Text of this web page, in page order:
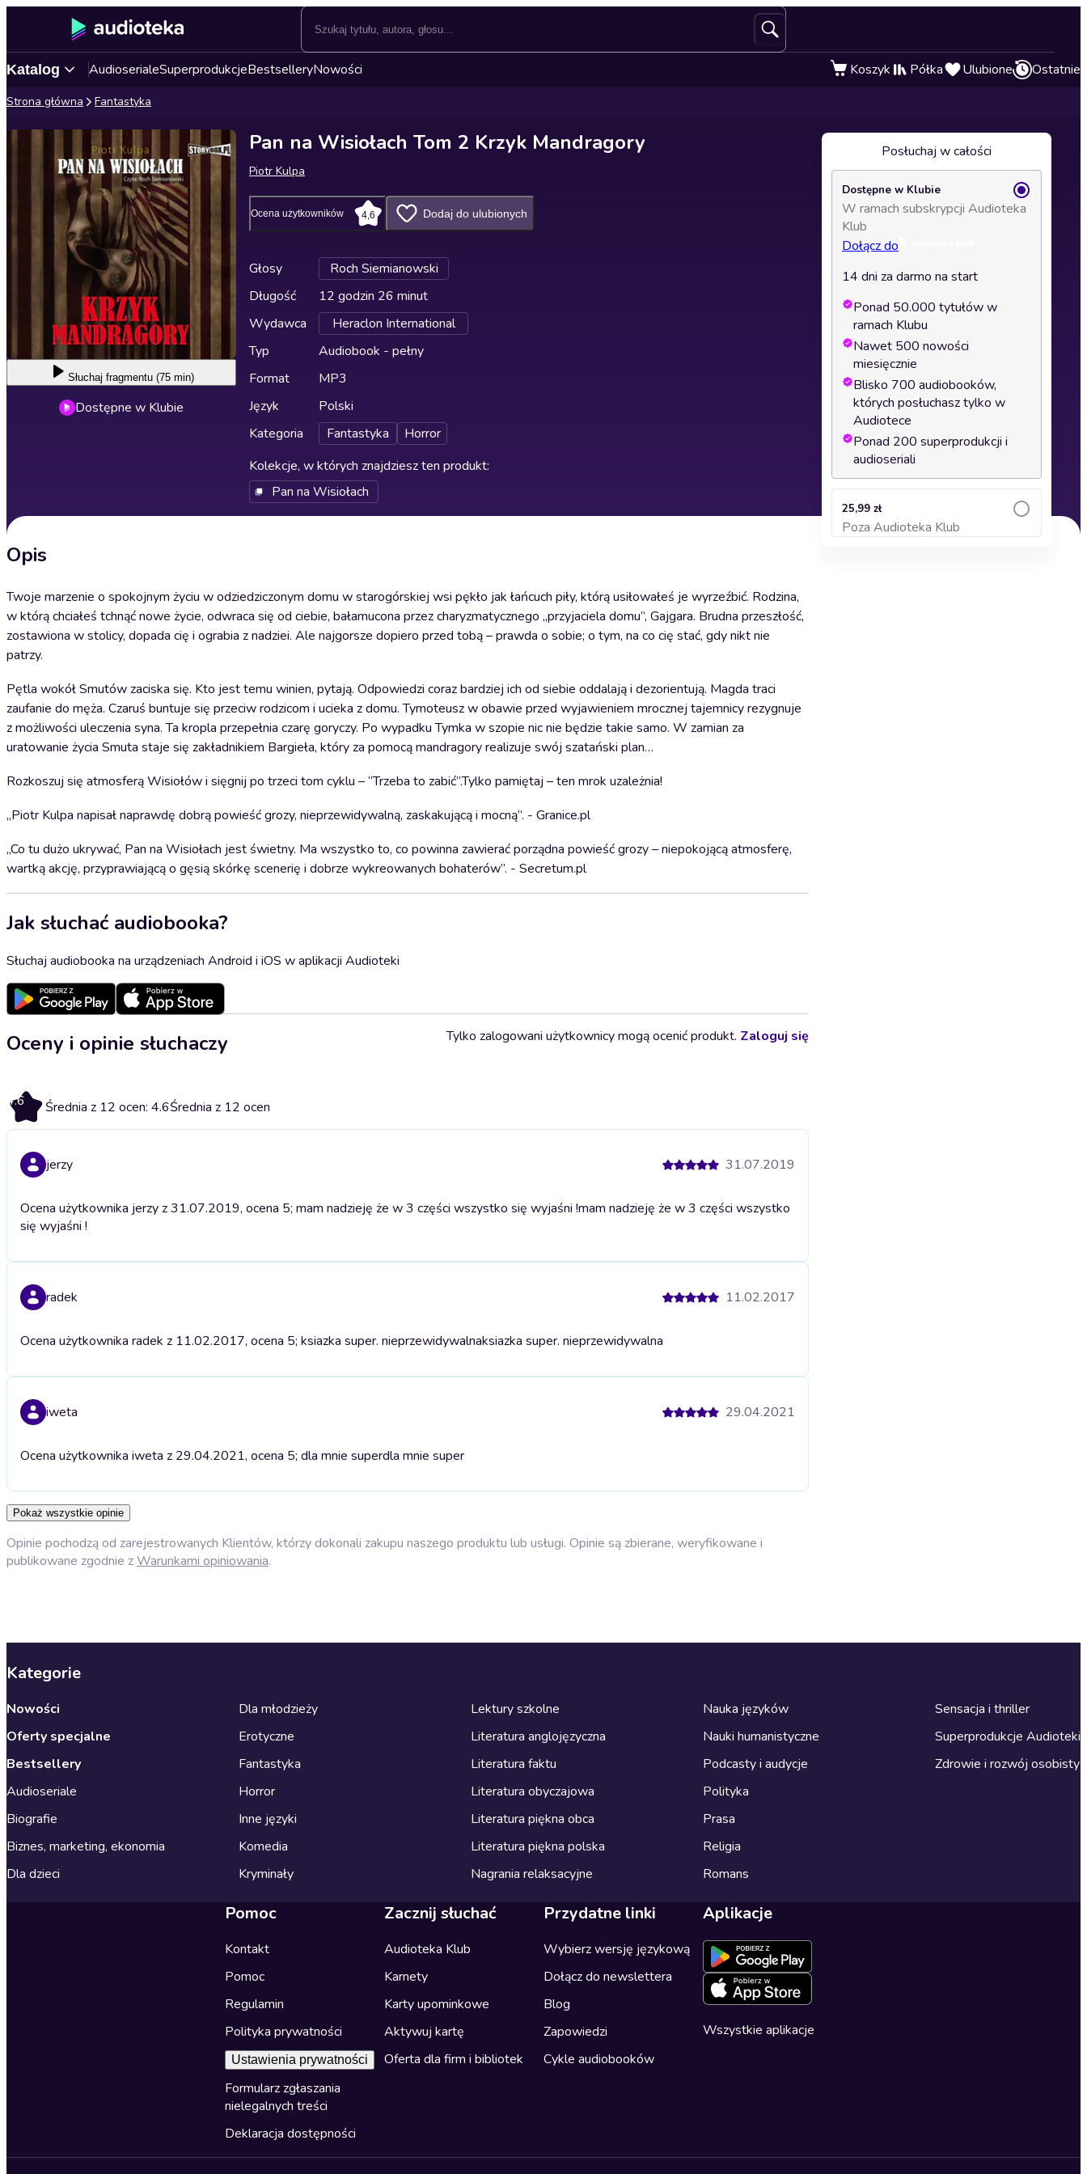
Katalog AudioserialeSuperprodukcjeBestselleryNowości Koszyk Półka Ulubione Ostatnie
Strona główna Fantastyka
Słuchaj fragmentu (75 min)
Dostępne w Klubie
Pan na Wisiołach Tom 2 Krzyk Mandragory
Piotr Kulpa
Ocena użytkowników 4,6 Dodaj do ulubionych
Głosy
Roch Siemianowski
Długość
12 godzin 26 minut
Wydawca
Heraclon International
Typ
Audiobook - pełny
Format
MP3
Język
Polski
Kategoria
Fantastyka
Horror
Kolekcje, w których znajdziesz ten produkt:
Pan na Wisiołach
Opis
Twoje marzenie o spokojnym życiu w odziedziczonym domu w starogórskiej wsi pękło jak łańcuch piły, którą usiłowałeś je wyrzeźbić. Rodzina,
w którą chciałeś tchnąć nowe życie, odwraca się od ciebie, bałamucona przez charyzmatycznego „przyjaciela domu”, Gajgara. Brudna przeszłość,
zostawiona w stolicy, dopada cię i ograbia z nadziei. Ale najgorsze dopiero przed tobą – prawda o sobie; o tym, na co cię stać, gdy nikt nie
patrzy.
Pętla wokół Smutów zaciska się. Kto jest temu winien, pytają. Odpowiedzi coraz bardziej ich od siebie oddalają i dezorientują. Magda traci
zaufanie do męża. Czaruś buntuje się przeciw rodzicom i ucieka z domu. Tymoteusz w obawie przed wyjawieniem mrocznej tajemnicy rezygnuje
z możliwości uleczenia syna. Ta kropla przepełnia czarę goryczy. Po wypadku Tymka w szopie nic nie będzie takie samo. W zamian za
uratowanie życia Smuta staje się zakładnikiem Bargieła, który za pomocą mandragory realizuje swój szatański plan…
Rozkoszuj się atmosferą Wisiołów i sięgnij po trzeci tom cyklu – “Trzeba to zabić”.Tylko pamiętaj – ten mrok uzależnia!
„Piotr Kulpa napisał naprawdę dobrą powieść grozy, nieprzewidywalną, zaskakującą i mocną”. - Granice.pl
„Co tu dużo ukrywać, Pan na Wisiołach jest świetny. Ma wszystko to, co powinna zawierać porządna powieść grozy – niepokojącą atmosferę,
wartką akcję, przyprawiającą o gęsią skórkę scenerię i dobrze wykreowanych bohaterów”. - Secretum.pl
Jak słuchać audiobooka?
Słuchaj audiobooka na urządzeniach Android i iOS w aplikacji Audioteki
Oceny i opinie słuchaczy
4.6 Średnia z 12 ocen: 4.6Średnia z 12 ocen
Tylko zalogowani użytkownicy mogą ocenić produkt. Zaloguj się
jerzy 31.07.2019
Ocena użytkownika jerzy z 31.07.2019, ocena 5; mam nadzieję że w 3 części wszystko się wyjaśni !mam nadzieję że w 3 części wszystko
się wyjaśni !
radek 11.02.2017
Ocena użytkownika radek z 11.02.2017, ocena 5; ksiazka super. nieprzewidywalnaksiazka super. nieprzewidywalna
iweta 29.04.2021
Ocena użytkownika iweta z 29.04.2021, ocena 5; dla mnie superdla mnie super
Pokaż wszystkie opinie
Opinie pochodzą od zarejestrowanych Klientów, którzy dokonali zakupu naszego produktu lub usługi. Opinie są zbierane, weryfikowane i
publikowane zgodnie zWarunkami opiniowania.
Posłuchaj w całości
Dostępne w Klubie
W ramach subskrypcji Audioteka
Klub
Dołącz do
14 dni za darmo na start
Ponad 50.000 tytułów w
ramach Klubu
Nawet 500 nowości
miesięcznie
Blisko 700 audiobooków,
których posłuchasz tylko w
Audiotece
Ponad 200 superprodukcji i
audioseriali
25,99 zł
Poza Audioteka Klub
Dodaj do koszyka
Kategorie
Nowości
Oferty specjalne
Bestsellery
Audioseriale
Biografie
Biznes, marketing, ekonomia
Dla dzieci
Dla młodzieży
Erotyczne
Fantastyka
Horror
Inne języki
Komedia
Kryminały
Lektury szkolne
Literatura anglojęzyczna
Literatura faktu
Literatura obyczajowa
Literatura piękna obca
Literatura piękna polska
Nagrania relaksacyjne
Nauka języków
Nauki humanistyczne
Podcasty i audycje
Polityka
Prasa
Religia
Romans
Sensacja i thriller
Superprodukcje Audioteki
Zdrowie i rozwój osobisty
Pomoc
Kontakt
Pomoc
Regulamin
Polityka prywatności
Ustawienia prywatności
Formularz zgłaszania
nielegalnych treści
Deklaracja dostępności
Zacznij słuchać
Audioteka Klub
Karnety
Karty upominkowe
Aktywuj kartę
Oferta dla firm i bibliotek
Przydatne linki
Wybierz wersję językową
Dołącz do newslettera
Blog
Zapowiedzi
Cykle audiobooków
Aplikacje
Wszystkie aplikacje